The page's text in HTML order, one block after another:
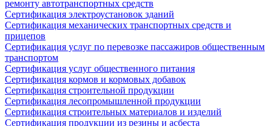
ремонту автотранспортных средств
Сертификация электроустановок зданий
Сертификация механических транспортных средств и
прицепов
Сертификация услуг по перевозке пассажиров общественным
транспортом
Сертификация услуг общественного питания
Сертификация кормов и кормовых добавок
Сертификация строительной продукции
Сертификация лесопромышленной продукции
Сертификация строительных материалов и изделий
Сертификация продукции из резины и асбеста